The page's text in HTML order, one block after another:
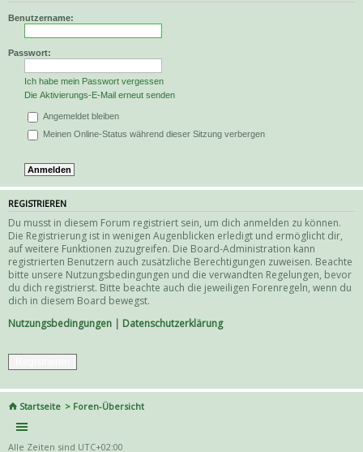
Benutzername:
Passwort:
Ich habe mein Passwort vergessen
Die Aktivierungs-E-Mail erneut senden
Angemeldet bleiben
Meinen Online-Status während dieser Sitzung verbergen
REGISTRIEREN
Du musst in diesem Forum registriert sein, um dich anmelden zu können.
Die Registrierung ist in wenigen Augenblicken erledigt und ermöglicht dir,
auf weitere Funktionen zuzugreifen. Die Board-Administration kann
registrierten Benutzern auch zusätzliche Berechtigungen zuweisen. Beachte
bitte unsere Nutzungsbedingungen und die verwandten Regelungen, bevor
du dich registrierst. Bitte beachte auch die jeweiligen Forenregeln, wenn du
dich in diesem Board bewegst.
Nutzungsbedingungen | Datenschutzerklärung
Startseite Foren-Übersicht
Alle Zeiten sind UTC+02:00